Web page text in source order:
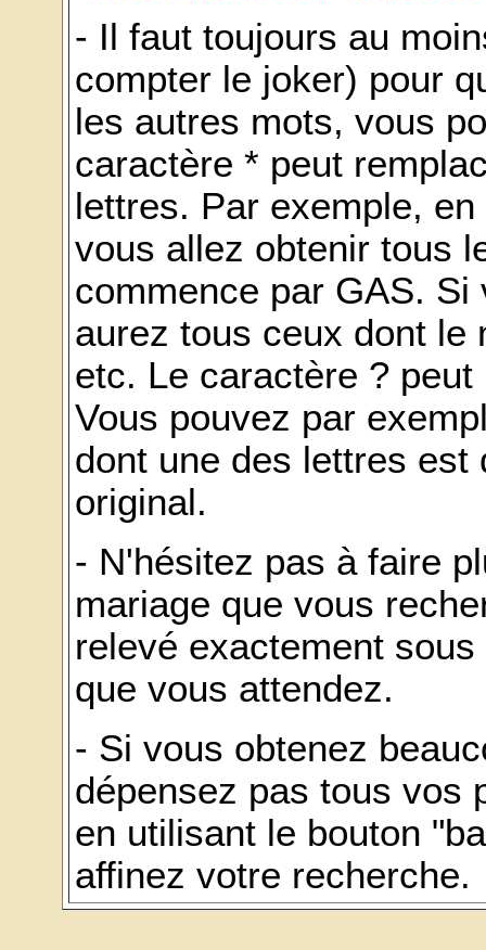
- Il faut toujours au
compter le joker) pour
les autres mots, vous
caractère * peut
lettres. Par exemple,
vous allez obtenir tous
commence par GAS.
aurez tous ceux dont le
etc. Le caractère ?
Vous pouvez par
dont une des lettres
original.
- N'hésitez pas à faire
mariage que vous
relevé exactement
que vous attendez.
- Si vous obtenez
dépensez pas tous vos
en utilisant le bouton
affinez votre recherche.